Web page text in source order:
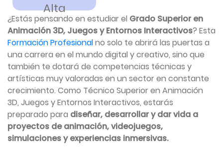
Alta
¿Estás pensando en estudiar el Grado Superior en
Animación 3D, Juegos y Entornos Interactivos? Esta
Formación Profesionalno solo te abrirá las puertas a
una carrera en el mundo digital y creativo, sino que
también te dotará de competencias técnicas y
artísticas muy valoradas en un sector en constante
crecimiento. Como Técnico Superior en Animación
3D, Juegos y Entornos Interactivos, estarás
preparado para diseñar, desarrollar y dar vida a
proyectos de animación, videojuegos,
simulaciones y experiencias inmersivas.